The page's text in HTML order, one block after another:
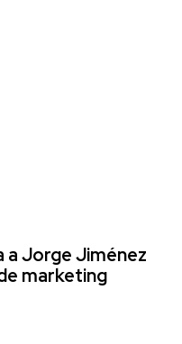
a Jorge Jiménez
marketing